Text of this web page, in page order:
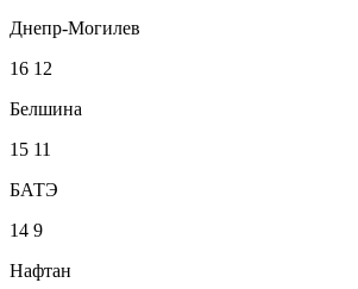
Днепр-Могилев
16 12
Белшина
15 11
БАТЭ
14 9
Нафтан